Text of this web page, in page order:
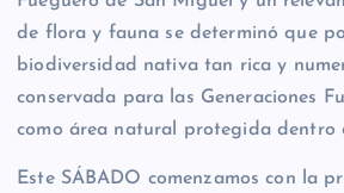
de flora y fauna se determinó que
biodiversidad nativa tan rica y
conservada para las Generaciones
como área natural protegida dentro
Este SÁBADO comenzamos con la